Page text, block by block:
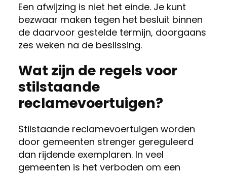
Een afwijzing is niet het einde. Je kunt
bezwaar maken tegen het besluit binnen
de daarvoor gestelde termijn, doorgaans
zes weken na de beslissing.
Wat zijn de regels voor
stilstaande
reclamevoertuigen?
Stilstaande reclamevoertuigen worden
door gemeenten strenger gereguleerd
dan rijdende exemplaren. In veel
gemeenten is het verboden om een